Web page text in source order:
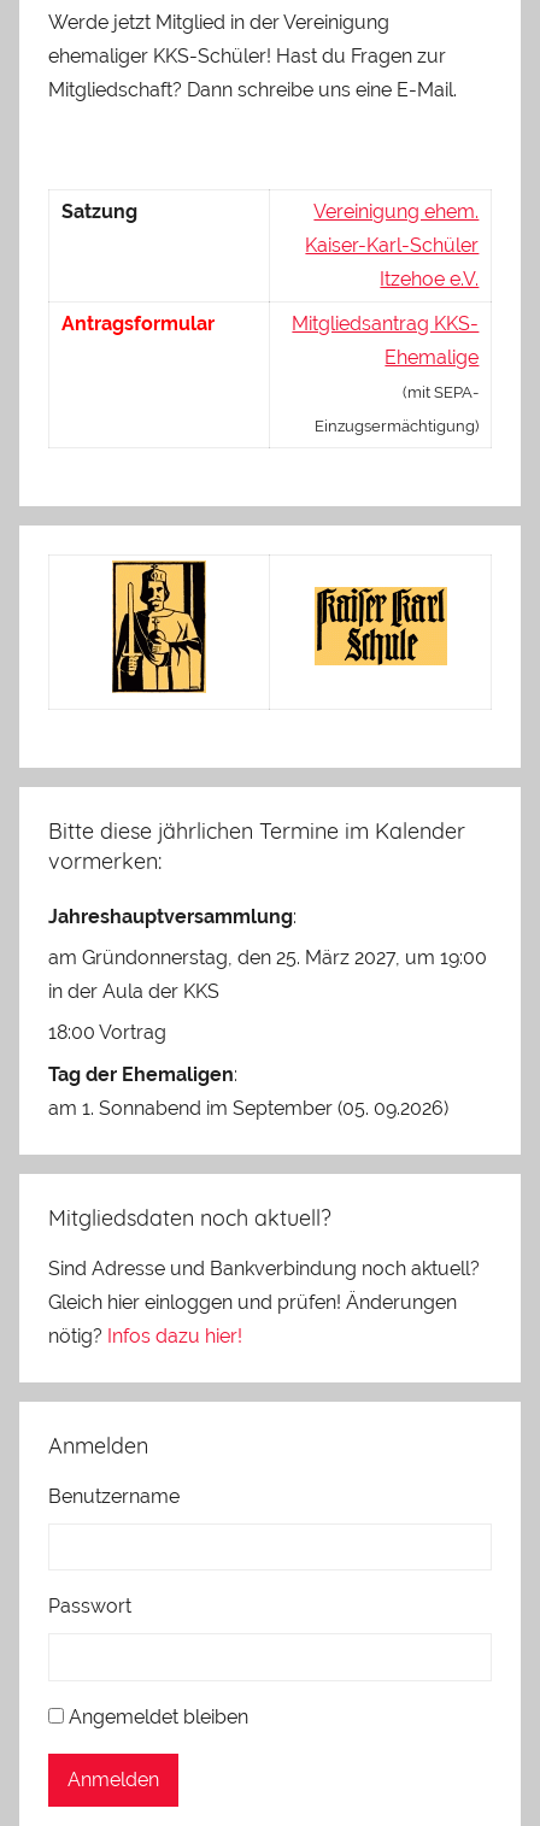
Werde jetzt Mitglied in der Vereinigung
ehemaliger KKS-Schüler! Hast du Fragen zur
Mitgliedschaft? Dann schreibe uns eine E-Mail.
Satzung
Vereinigung ehem.
Kaiser-Karl-Schüler
Itzehoe e.V.
Antragsformular
Mitgliedsantrag KKS-
Ehemalige
(mit SEPA-
Einzugsermächtigung)
Bitte diese jährlichen Termine im Kalender
vormerken:
Jahreshauptversammlung:
am Gründonnerstag, den 25. März 2027, um 19:00
in der Aula der KKS
18:00 Vortrag
Tag der Ehemaligen:
am 1. Sonnabend im September (05. 09.2026)
Mitgliedsdaten noch aktuell?
Sind Adresse und Bankverbindung noch aktuell?
Gleich hier einloggen und prüfen! Änderungen
nötig? Infos dazu hier!
Anmelden
Benutzername
Passwort
Angemeldet bleiben
Anmelden